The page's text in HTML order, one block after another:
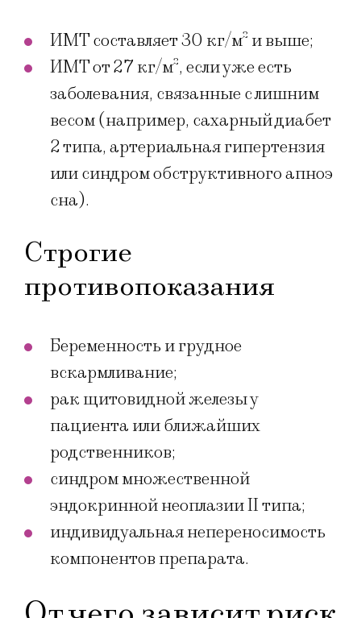
ИМТ составляет 30 кг/м² и выше;
ИМТ от 27 кг/м², если уже есть
заболевания, связанные с лишним
весом (например, сахарный диабет
2 типа, артериальная гипертензия
или синдром обструктивного апноэ
сна).
Строгие
противопоказания
Беременность и грудное
вскармливание;
рак щитовидной железы у
пациента или ближайших
родственников;
синдром множественной
эндокринной неоплазии II типа;
индивидуальная непереносимость
компонентов препарата.